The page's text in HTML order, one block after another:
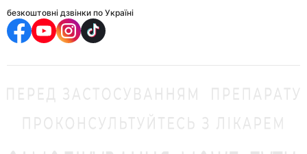
безкоштовні дзвінки по Україні